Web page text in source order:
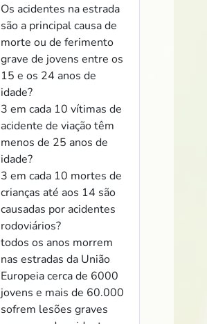
Os acidentes na estrada
são a principal causa de
morte ou de ferimento
grave de jovens entre os
15 e os 24 anos de
idade?
3 em cada 10 vítimas de
acidente de viação têm
menos de 25 anos de
idade?
3 em cada 10 mortes de
crianças até aos 14 são
causadas por acidentes
rodoviários?
todos os anos morrem
nas estradas da União
Europeia cerca de 6000
jovens e mais de 60.000
sofrem lesões graves